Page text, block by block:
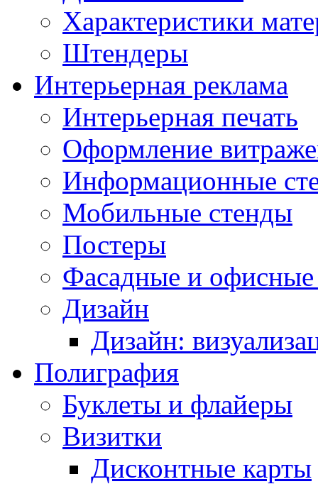
Характеристики
Штендеры
Интерьерная реклама
Интерьерная печать
Оформление
Информационные
Мобильные стенды
Постеры
Фасадные и
Дизайн
Дизайн:
Полиграфия
Буклеты и флайеры
Визитки
Дисконтные карты